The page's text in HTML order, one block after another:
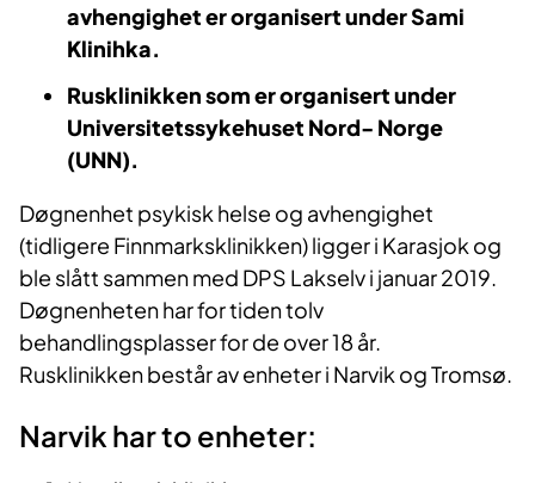
avhengigheter organisert under Sami
Klinihka.
Rusklinikkensom er organisert under
Universitetssykehuset Nord- Norge
(UNN).
Døgnenhet psykisk helse og avhengighet
(tidligere Finnmarksklinikken) ligger i Karasjok og
ble slått sammen med DPS Lakselv i januar 2019.
Døgnenheten har for tiden tolv
behandlingsplasser for de over 18 år.
Rusklinikken består av enheter i Narvik og Tromsø.
Narvik har to enheter: